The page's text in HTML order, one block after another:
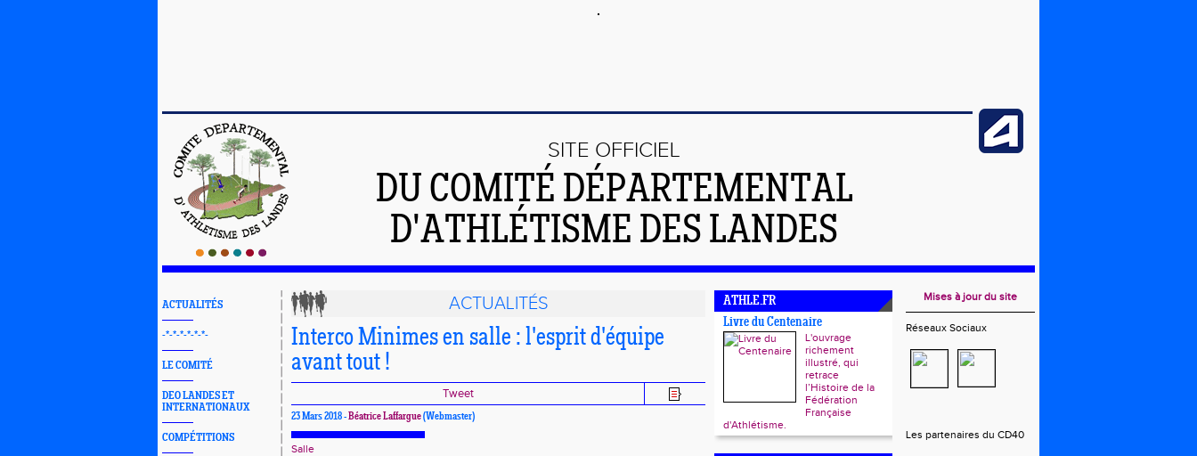
SITE OFFICIEL
DU COMITÉ DÉPARTEMENTAL
D'ATHLÉTISME DES LANDES
ACTUALITÉS
-*-*-*-*-*-*-
LE COMITÉ
DEO LANDES ET
INTERNATIONAUX
COMPÉTITIONS
ACTUALITÉS
Interco Minimes en salle : l'esprit d'équipe
avant tout !
Tweet
23 Mars 2018 -Béatrice Laffargue(Webmaster)
Salle
ATHLE.FR
Livre du Centenaire
L'ouvrage
richement
illustré, qui
retrace
l’Histoire de la
Fédération
Française
d'Athlétisme.
Mises à jour du site
Réseaux Sociaux
Les partenaires du CD40